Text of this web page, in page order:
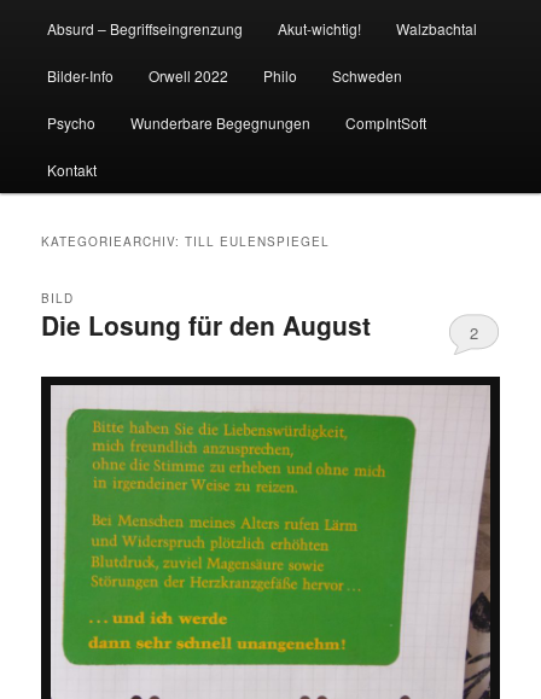
Absurd – Begriffseingrenzung Akut-wichtig! Walzbachtal
Bilder-Info Orwell 2022 Philo Schweden
Psycho Wunderbare Begegnungen CompIntSoft
Kontakt
KATEGORIEARCHIV:TILL EULENSPIEGEL
Die Losung für den August
BILD
2